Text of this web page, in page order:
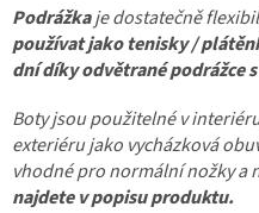
Podrážkaje dostatečně
používat jako tenisky /
dní díky odvětrané podrážce
Boty jsou použitelné v
exteriéru jako vycházková
vhodné pro normální nožky a
najdete v popisu produktu.